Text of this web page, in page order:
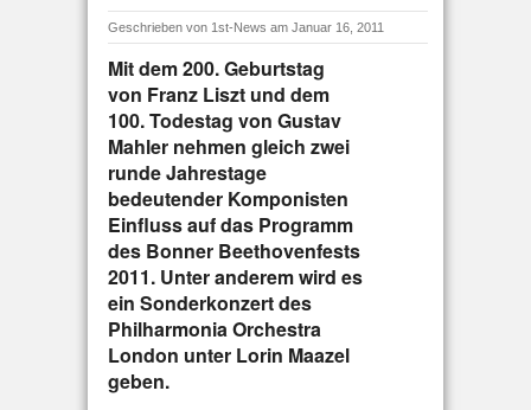
Geschrieben von 1st-News am Januar 16, 2011
Mit dem 200. Geburtstag
von Franz Liszt und dem
100. Todestag von Gustav
Mahler nehmen gleich zwei
runde Jahrestage
bedeutender Komponisten
Einfluss auf das Programm
des Bonner Beethovenfests
2011. Unter anderem wird es
ein Sonderkonzert des
Philharmonia Orchestra
London unter Lorin Maazel
geben.